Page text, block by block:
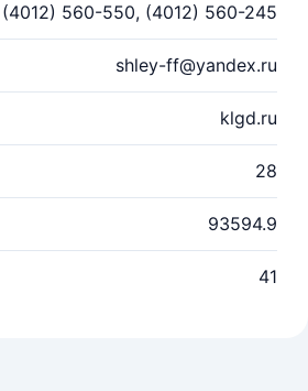
560-550, (4012) 560-245
shley-ff@yandex.ru
klgd.ru
28
93594.9
41